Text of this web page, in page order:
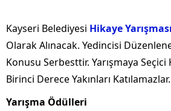
Kayseri Belediyesi Hikaye Yarışması
Olarak Alınacak. Yedincisi
Konusu Serbesttir. Yarışmaya
Birinci Derece Yakınları Katılamazlar.
Yarışma Ödülleri